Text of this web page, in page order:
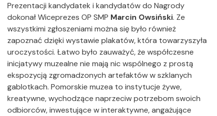
Prezentacji kandydatek i kandydatów do Nagrody
dokonał Wiceprezes OP SMP Marcin Owsiński. Ze
wszystkimi zgłoszeniami można się było również
zapoznać dzięki wystawie plakatów, która towarzyszyła
uroczystości. Łatwo było zauważyć, że współczesne
inicjatywy muzealne nie mają nic wspólnego z prostą
ekspozycją zgromadzonych artefaktów w szklanych
gablotkach. Pomorskie muzea to instytucje żywe,
kreatywne, wychodzące naprzeciw potrzebom swoich
odbiorców, inwestujące w interaktywne, angażujące